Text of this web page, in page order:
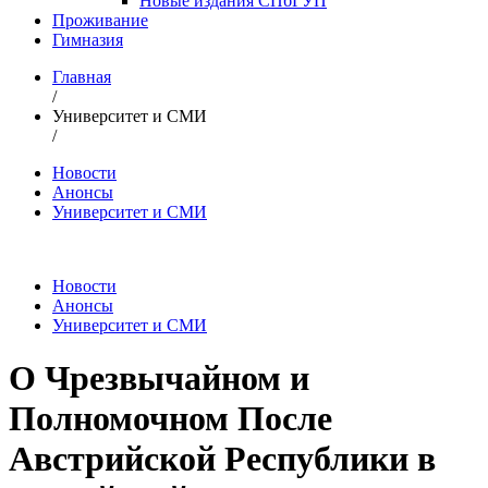
Проживание
Гимназия
Главная
/
Университет и СМИ
/
Новости
Анонсы
Университет и СМИ
Новости
Анонсы
Университет и СМИ
О Чрезвычайном и
Полномочном После
Австрийской Республики в